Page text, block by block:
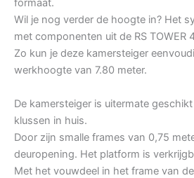
formaat.
Wil je nog verder de hoogte in? Het
met componenten uit de RS TOWER
Zo kun je deze kamersteiger
werkhoogte van 7.80 meter.
De kamersteiger is uitermate
klussen in huis.
Door zijn smalle frames van 0,75
deuropening. Het platform is
Met het vouwdeel in het frame van